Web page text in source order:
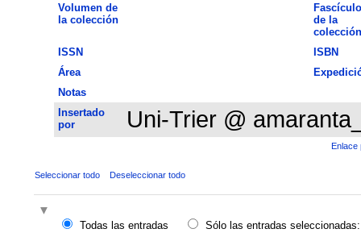
Volumen de
la colección
Fascículo
de la
colección
ISSN
ISBN
Área
Notas
Insertado
por
Uni-Trier @
Enlace
Seleccionar todo Deseleccionar todo
Todas las entradas
Sólo las entradas seleccionadas: